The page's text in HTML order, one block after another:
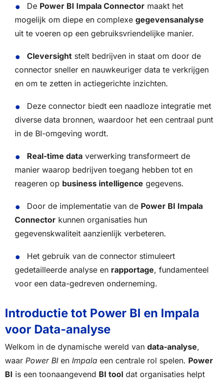
De Power BI Impala Connectormaakt het
mogelijk om diepe en complexe gegevensanalyse
uit te voeren op een gebruiksvriendelijke manier.
Cleversightstelt bedrijven in staat om door de
connector sneller en nauwkeuriger data te verkrijgen
en om te zetten in actiegerichte inzichten.
Deze connector biedt een naadloze integratie met
diverse data bronnen, waardoor het een centraal punt
in de BI-omgeving wordt.
Real-time dataverwerking transformeert de
manier waarop bedrijven toegang hebben tot en
reageren op business intelligence gegevens.
Door de implementatie van de Power BI Impala
Connector kunnen organisaties hun
gegevenskwaliteit aanzienlijk verbeteren.
Het gebruik van de connector stimuleert
gedetailleerde analyse en rapportage, fundamenteel
voor een data-gedreven onderneming.
Introductie tot Power BI en Impala
voor Data-analyse
Welkom in de dynamische wereld van data-analyse,
waar Power BI en Impala een centrale rol spelen. Power
BI is een toonaangevend BI tool dat organisaties helpt